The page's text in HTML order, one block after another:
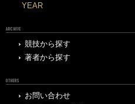
YEAR
ARCHIVE
競技から探す
著者から探す
OTHERS
お問い合わせ